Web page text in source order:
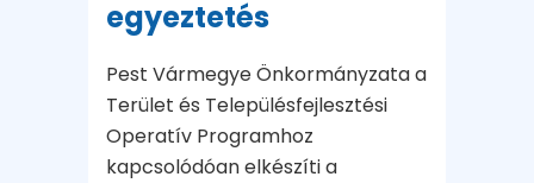
egyeztetés
Pest Vármegye Önkormányzata a
Terület és Településfejlesztési
Operatív Programhoz
kapcsolódóan elkészíti a